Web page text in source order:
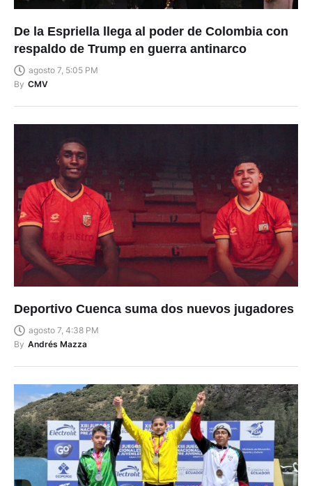
De la Espriella llega al poder de Colombia con
respaldo de Trump en guerra antinarco
agosto 7, 5:05 PM
By CMV
Deportivo Cuenca suma dos nuevos jugadores
agosto 7, 4:38 PM
By Andrés Mazza